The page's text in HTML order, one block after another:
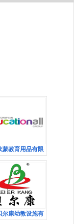
蒙教育用品有限
尔康幼教设施有